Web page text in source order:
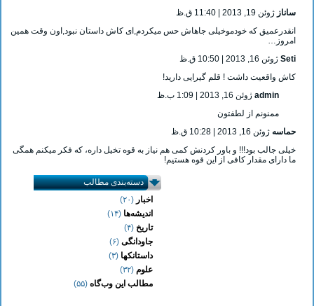
ساناز ژوئن 19, 2013 | 11:40 ق.ظ
انقدرعمیق که خودموخیلی جاهاش حس میکردم,ای کاش داستان نبود,اون وقت همین
امروز…
Seti ژوئن 16, 2013 | 10:50 ق.ظ
کاش واقعیت داشت ! قلم گیرایی دارید!
admin ژوئن 16, 2013 | 1:09 ب.ظ
ممنونم از لطفتون
حماسه ژوئن 16, 2013 | 10:28 ق.ظ
خیلی جالب بود!!! و باور کردنش کمی هم نیاز به قوه تخیل داره، که فکر میکنم همگی
ما دارای مقدار کافی از این قوه هستیم!
دسته‌بندی مطالب
اخبار (۲۰)
اندیشه‌ها (۱۴)
تاریخ (۴)
جاودانگی (۶)
داستانکها (۳)
علوم (۳۲)
مطالب این وب‌گاه (۵۵)
● خبر کوتاهی دربارۀ دست مصنوعی دارای
قابلیت اتصال به مغز
● خوب خوابیدن به مغز کمک می‌کند
خاطرات بد را دور نگه دارد …